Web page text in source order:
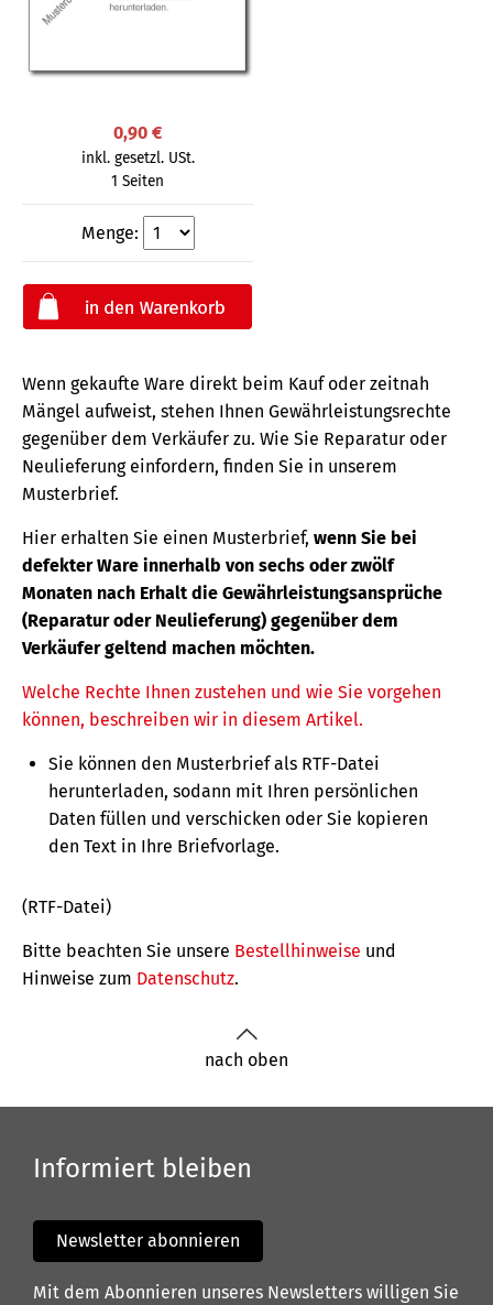
0,90 €
inkl. gesetzl. USt.
1 Seiten
Menge:
Wenn gekaufte Ware direkt beim Kauf oder zeitnah
Mängel aufweist, stehen Ihnen Gewährleistungsrechte
gegenüber dem Verkäufer zu. Wie Sie Reparatur oder
Neulieferung einfordern, finden Sie in unserem
Musterbrief.
Hier erhalten Sie einen Musterbrief, wenn Sie bei
defekter Ware innerhalb von sechs oder zwölf
Monaten nach Erhalt die Gewährleistungsansprüche
(Reparatur oder Neulieferung) gegenüber dem
Verkäufer geltend machen möchten.
Welche Rechte Ihnen zustehen und wie Sie vorgehen
können, beschreiben wir in diesem Artikel.
Sie können den Musterbrief als RTF-Datei
herunterladen, sodann mit Ihren persönlichen
Daten füllen und verschicken oder Sie kopieren
den Text in Ihre Briefvorlage.
(RTF-Datei)
Bitte beachten Sie unsere Bestellhinweise und
Hinweise zum Datenschutz.
nach oben
Informiert bleiben
Newsletter abonnieren
Mit dem Abonnieren unseres Newsletters willigen Sie